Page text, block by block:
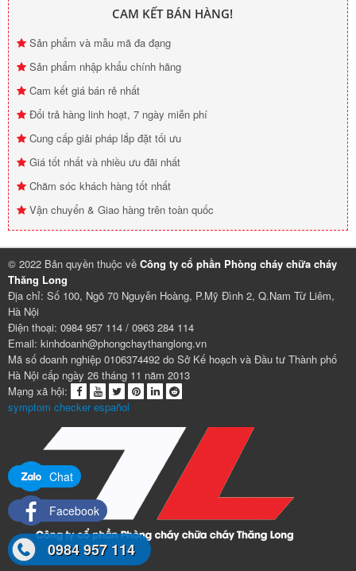
CAM KẾT BÁN HÀNG!
Sản phẩm và mẫu mã đa đạng
Sản phẩm nhập khẩu chính hãng
Cam kết giá bán rẻ nhất
Đổi trả hàng linh hoạt, 7 ngày miễn phí
Cung cấp giải pháp lắp đặt tối ưu
Giá tốt nhất và nhiều ưu đãi nhất
Chăm sóc khách hàng tốt nhất
Vận chuyển & Giao hàng trên toàn quốc
© 2022 Bản quyền thuộc về Công ty cổ phần Phòng cháy chữa cháy
Thăng Long
Địa chỉ: Số 100, Ngõ 70 Nguyễn Hoàng, P.Mỹ Đình 2, Q.Nam Từ Liêm,
Hà Nội
Điện thoại: 0984 957 114 / 0963 284 114
Email: kinhdoanh@phongchaythanglong.vn
Mã số doanh nghiệp 0106374492 do Sở Kế hoạch và Đầu tư Thành phố
Hà Nội cấp ngày 26 tháng 11 năm 2013
Mạng xã hội:
symptom checker español
Chat
Facebook
0984 957 114